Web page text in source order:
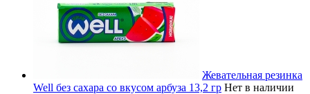
Жевательная резинка
Well без сахара со вкусом арбуза 13,2 гр Нет в наличии